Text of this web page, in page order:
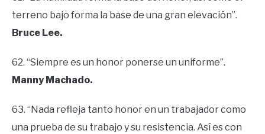
terreno bajo forma la base de una gran elevación”.
Bruce Lee.
62. “Siempre es un honor ponerse un uniforme”.
Manny Machado.
63. “Nada refleja tanto honor en un trabajador como
una prueba de su trabajo y su resistencia. Así es con